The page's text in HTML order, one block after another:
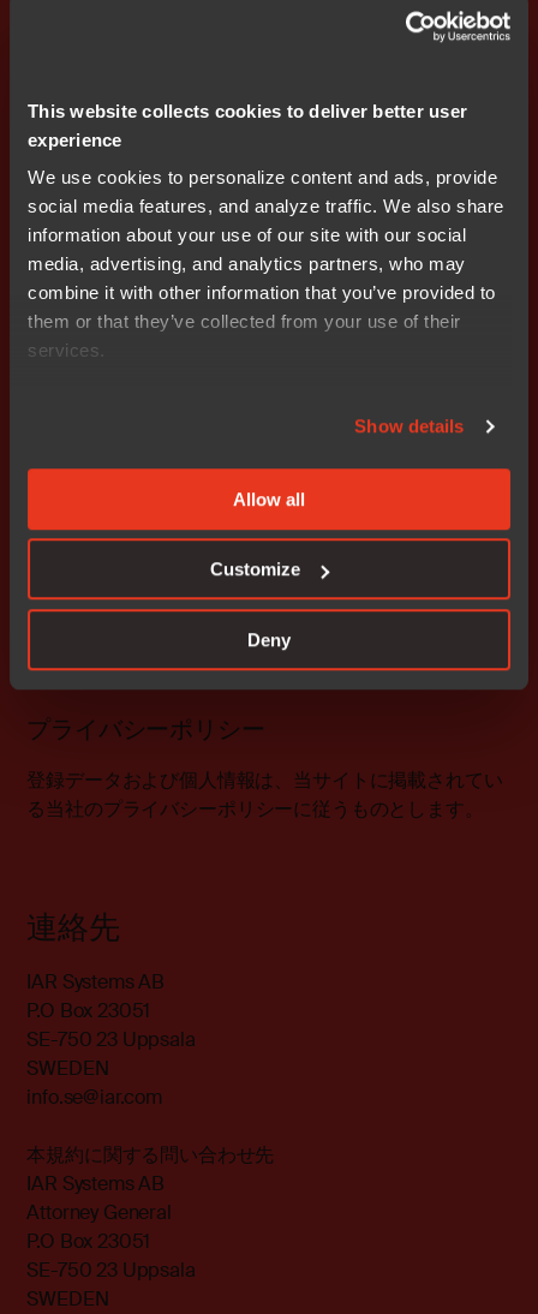
This website collects cookies to deliver better user
experience
We use cookies to personalize content and ads, provide
social media features, and analyze traffic. We also share
information about your use of our site with our social
media, advertising, and analytics partners, who may
combine it with other information that you’ve provided to
them or that they’ve collected from your use of their
services.
Show details
Allow all
Customize
Deny
当社は、いかなる場合においても、本サイトに掲載され
た、または本サイトを通じてアクセス可能なコンテン
た、または生じたいかなる種類の損失、費用、損害、ま
たは出費についても、利用者に対して責任を負いませ
当社は、当社、利用者または第三者の提供するものであ
るか否かにかかわらず、ウェブサイトまたはウェブサイ
ト上のコンテンツが利用可能であること、アクセス可能
であること、エラーやウィルスがないこと、正確である
こと、信頼できること、安全であること、使用またはダ
ウンロードが安全であることについて、いかなる種類の
本利用規約は、抵触法の規定を除き、スウェーデン法に
準拠します。本規約の一部が法律と抵触することが判明
した場合でも、他のすべての部分は完全な効力を有し、
利用者はそれらに拘束されることに同意するものとし、
抵触する規定は、可能な限り当該規定の本来の意図に従
って、法律に準拠する程度に修正されたものとみなされ
ます。
プライバシーポリシー
登録データおよび個人情報は、当サイトに掲載されてい
る当社のプライバシーポリシーに従うものとします。
連絡先
IAR Systems AB
P.O Box 23051
SE-750 23 Uppsala
SWEDEN
info.se@iar.com
本規約に関する問い合わせ先
IAR Systems AB
Attorney General
P.O Box 23051
SE-750 23 Uppsala
SWEDEN